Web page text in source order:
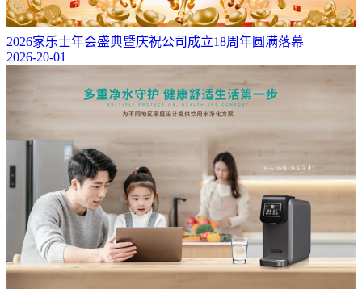
2026家乐士年会盛典暨庆祝公司成立18周年圆满落幕
2026-20-01